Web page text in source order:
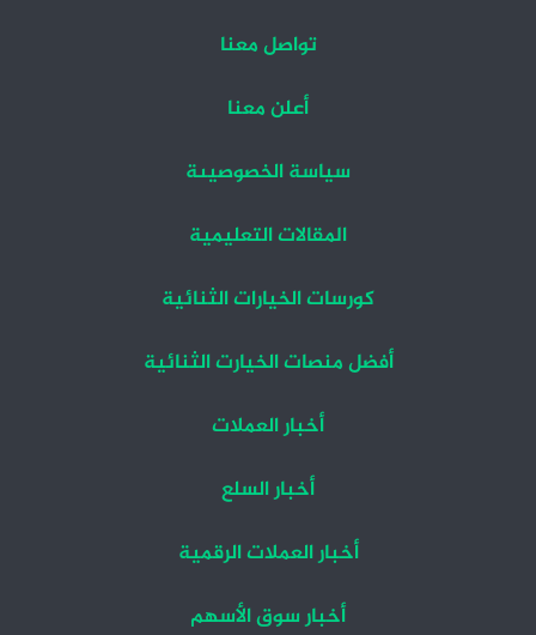
تواصل معنا
أعلن معنا
سياسة الخصوصيىة
المقالات التعليمية
كورسات الخيارات الثنائية
أفضل منصات الخيارت الثنائية
أخبار العملات
أخبار السلع
أخبار العملات الرقمية
أخبار سوق الأسهم